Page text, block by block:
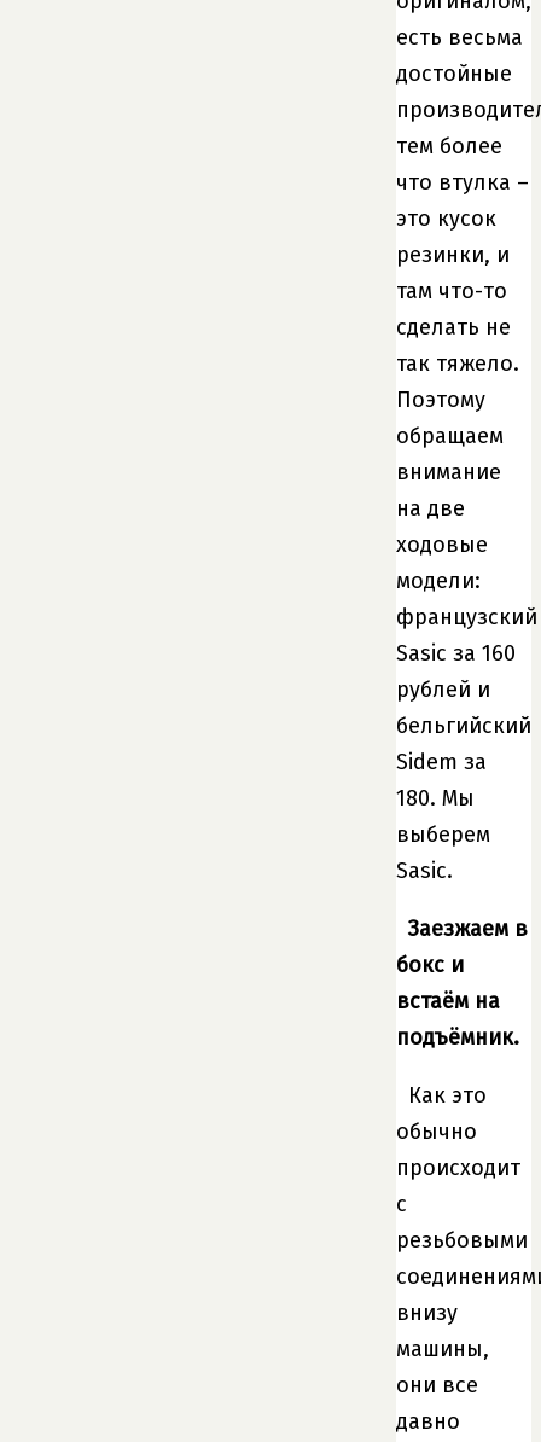
есть весьма
достойные
тем более
что втулка –
это кусок
резинки, и
там что-то
сделать не
так тяжело.
Поэтому
обращаем
внимание
на две
ходовые
модели:
французский
Sasic за 160
рублей и
бельгийский
Sidem за
180. Мы
выберем
Sasic.
Заезжаем в
бокс и
встаём на
подъёмник.
Как это
обычно
происходит
с
резьбовыми
внизу
машины,
они все
давно